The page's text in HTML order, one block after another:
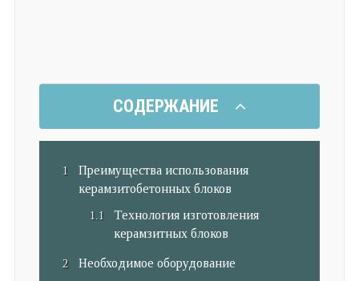
СОДЕРЖАНИЕ
Преимущества использования
керамзитобетонных блоков
Технология изготовления
керамзитных блоков
Необходимое оборудование